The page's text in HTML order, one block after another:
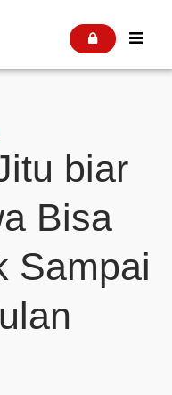
 
biar
Bisa
Sampai